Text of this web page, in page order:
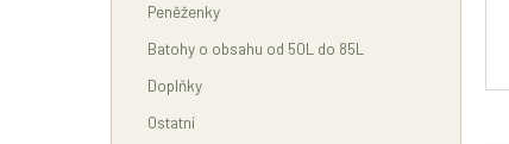
Peněženky
Batohy o obsahu od 50L do 85L
Doplňky
Ostatní